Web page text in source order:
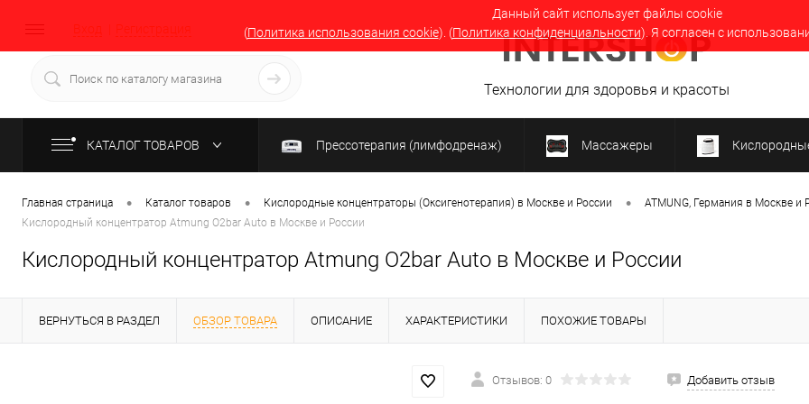
Данный сайт использует файлы cookie
(Политика использования cookie). (Политика конфиденциальности). Я согласен с
Вход Регистрация
Технологии для здоровья и красоты
КАТАЛОГ ТОВАРОВ Прессотерапия (лимфодренаж) Массажеры
Главная страница • Каталог товаров • Кислородные концентраторы (Оксигенотерапия) в Москве и России • ATMUNG, Германия в Москве и
Кислородный концентратор Atmung O2bar Auto в Москве и России
Кислородный концентратор Atmung O2bar Auto в Москве и России
ВЕРНУТЬСЯ В РАЗДЕЛ ОБЗОР ТОВАРА ОПИСАНИЕ ХАРАКТЕРИСТИКИ ПОХОЖИЕ ТОВАРЫ
Отзывов: 0 Добавить отзыв